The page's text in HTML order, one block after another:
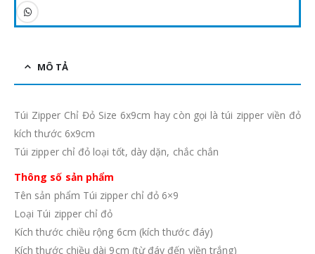
MÔ TẢ
Túi Zipper Chỉ Đỏ Size 6x9cm hay còn gọi là túi zipper viền đỏ
kích thước 6x9cm
Túi zipper chỉ đỏ loại tốt, dày dặn, chắc chắn
Thông số sản phẩm
Tên sản phẩm Túi zipper chỉ đỏ 6×9
Loại Túi zipper chỉ đỏ
Kích thước chiều rộng 6cm (kích thước đáy)
Kích thước chiều dài 9cm (từ đáy đến viền trắng)